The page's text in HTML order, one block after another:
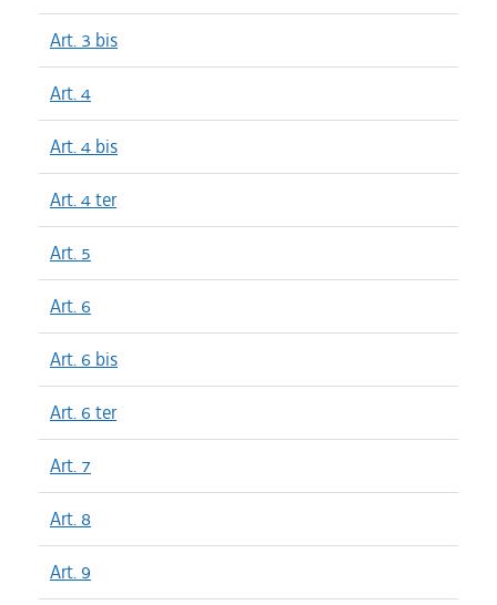
Art. 3 bis
Art. 4
Art. 4 bis
Art. 4 ter
Art. 5
Art. 6
Art. 6 bis
Art. 6 ter
Art. 7
Art. 8
Art. 9